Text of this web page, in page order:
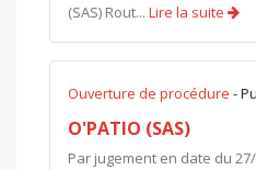
(SAS) Rout... Lire la suite
Ouverture de procédure -
O'PATIO (SAS)
Par jugement en date du